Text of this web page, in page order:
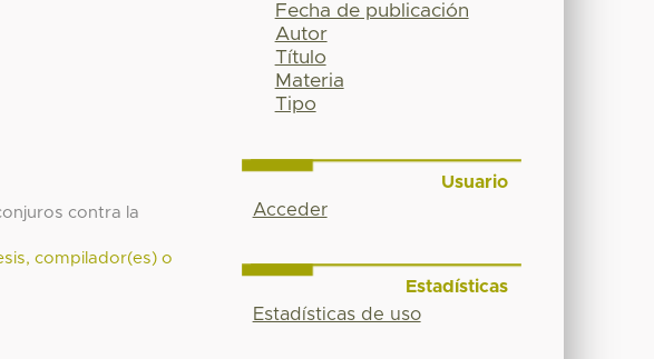
contra la
compilador(es) o
Fecha de publicación
Autor
Título
Materia
Tipo
Usuario
Acceder
Estadísticas
Estadísticas de uso